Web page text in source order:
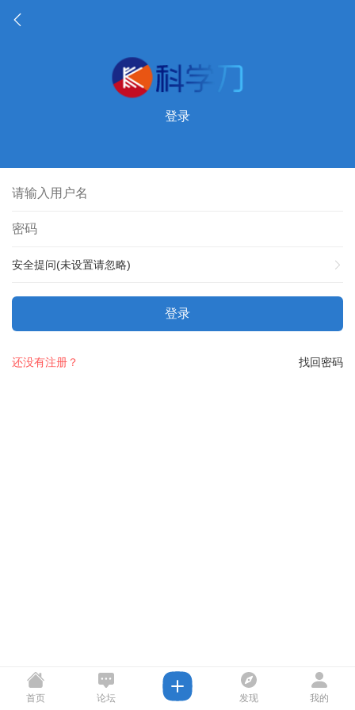
登录
安全提问(未设置请忽略)
登录
找回密码
还没有注册？
首页 论坛 发现 我的